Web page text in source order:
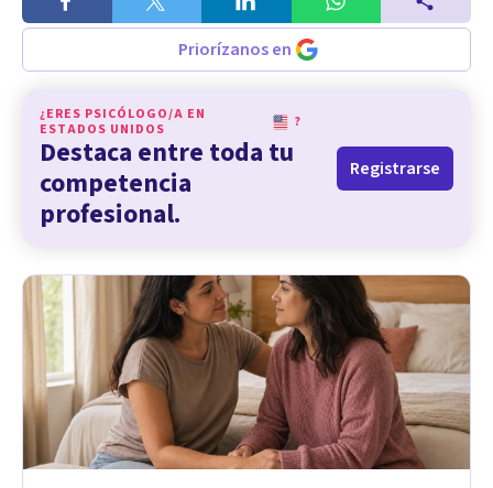
Priorízanos en
¿ERES PSICÓLOGO/A EN
ESTADOS UNIDOS
?
Destaca entre toda tu
competencia
profesional.
Registrarse